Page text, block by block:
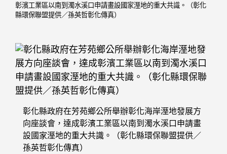
彰濱工業區以南到濁水溪口申請畫設國家溼地的重大共識。（彰化
縣環保聯盟提供／孫英哲彰化傳真）
彰化縣政府在芳苑鄉公所舉辦彰化海岸溼地發展方
向座談會，達成彰濱工業區以南到濁水溪口申請畫
設國家溼地的重大共識。（彰化縣環保聯盟提供／
孫英哲彰化傳真）